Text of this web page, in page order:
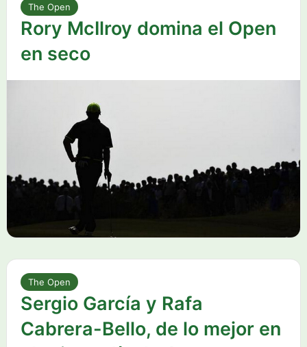
The Open
Rory McIlroy domina el Open
en seco
The Open
Sergio García y Rafa
Cabrera-Bello, de lo mejor en